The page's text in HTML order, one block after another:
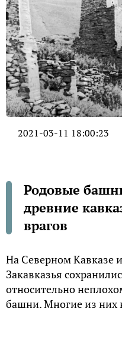
2021-03-11 18:00:23
Родовые
древние
врагов
На Северном Кавказе
Закавказья
относительно
башни. Многие из них